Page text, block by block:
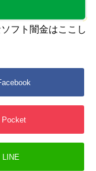
フト闇金はここし
Pocket
LINE